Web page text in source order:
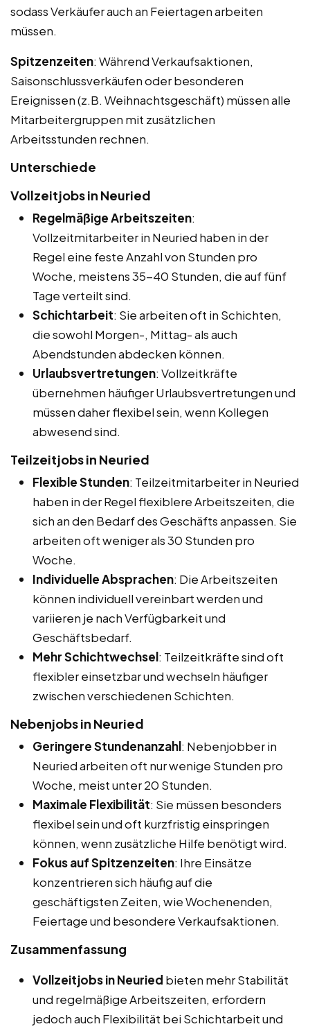
sodass Verkäufer auch an Feiertagen arbeiten
müssen.
Spitzenzeiten: Während Verkaufsaktionen,
Saisonschlussverkäufen oder besonderen
Ereignissen (z.B. Weihnachtsgeschäft) müssen alle
Mitarbeitergruppen mit zusätzlichen
Arbeitsstunden rechnen.
Unterschiede
Vollzeitjobs in Neuried
Regelmäßige Arbeitszeiten:
Vollzeitmitarbeiter in Neuried haben in der
Regel eine feste Anzahl von Stunden pro
Woche, meistens 35-40 Stunden, die auf fünf
Tage verteilt sind.
Schichtarbeit: Sie arbeiten oft in Schichten,
die sowohl Morgen-, Mittag- als auch
Abendstunden abdecken können.
Urlaubsvertretungen: Vollzeitkräfte
übernehmen häufiger Urlaubsvertretungen und
müssen daher flexibel sein, wenn Kollegen
abwesend sind.
Teilzeitjobs in Neuried
Flexible Stunden: Teilzeitmitarbeiter in Neuried
haben in der Regel flexiblere Arbeitszeiten, die
sich an den Bedarf des Geschäfts anpassen. Sie
arbeiten oft weniger als 30 Stunden pro
Woche.
Individuelle Absprachen: Die Arbeitszeiten
können individuell vereinbart werden und
variieren je nach Verfügbarkeit und
Geschäftsbedarf.
Mehr Schichtwechsel: Teilzeitkräfte sind oft
flexibler einsetzbar und wechseln häufiger
zwischen verschiedenen Schichten.
Nebenjobs in Neuried
Geringere Stundenanzahl: Nebenjobber in
Neuried arbeiten oft nur wenige Stunden pro
Woche, meist unter 20 Stunden.
Maximale Flexibilität: Sie müssen besonders
flexibel sein und oft kurzfristig einspringen
können, wenn zusätzliche Hilfe benötigt wird.
Fokus auf Spitzenzeiten: Ihre Einsätze
konzentrieren sich häufig auf die
geschäftigsten Zeiten, wie Wochenenden,
Feiertage und besondere Verkaufsaktionen.
Zusammenfassung
Vollzeitjobs in Neuried bieten mehr Stabilität
und regelmäßige Arbeitszeiten, erfordern
jedoch auch Flexibilität bei Schichtarbeit und